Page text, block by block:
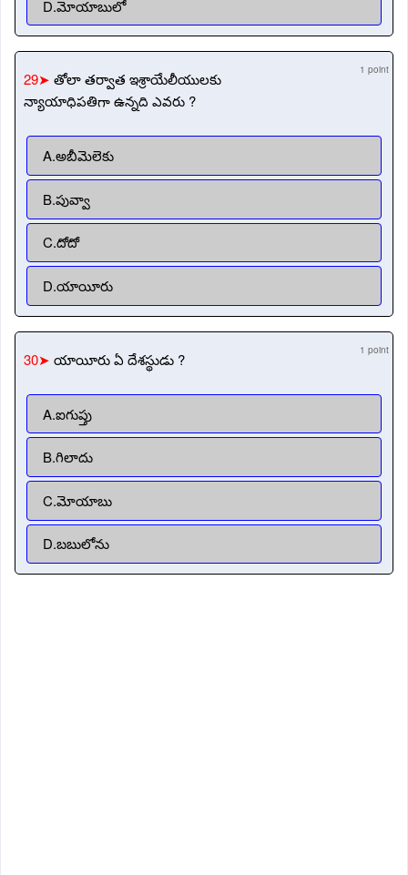
D.మోయాబులో
29➤ తోలా తర్వాత ఇశ్రాయేలీయులకు
న్యాయాధిపతిగా ఉన్నది ఎవరు ?
1 point
A.అబీమెలెకు
B.పువ్వా
C.దోదో
D.యాయీరు
30➤ యాయీరు ఏ దేశస్థుడు ? 1 point
A.ఐగుప్తు
B.గిలాదు
C.మోయాబు
D.బబులోను